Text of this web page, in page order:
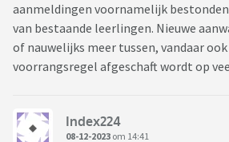
aanmeldingen voornamelijk
van bestaande leerlingen. Nieuwe
of nauwelijks meer tussen, vandaar
voorrangsregel afgeschaft wordt op
Index224
08-12-2023 om 14:41